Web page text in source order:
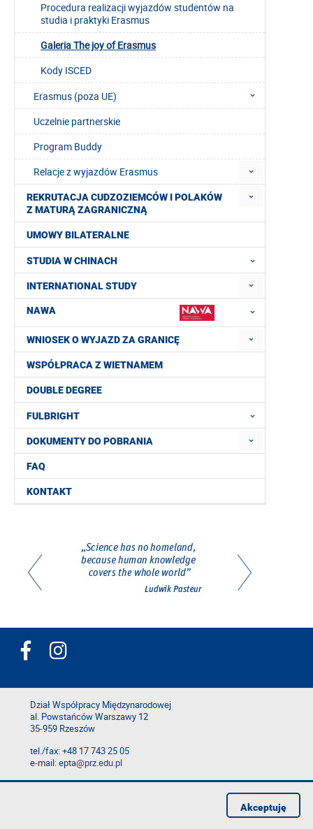
Procedura realizacji wyjazdów studentów na
studia i praktyki Erasmus
Galeria The joy of Erasmus
Kody ISCED
Erasmus (poza UE)
Uczelnie partnerskie
Program Buddy
Relacje z wyjazdów Erasmus
REKRUTACJA CUDZOZIEMCÓW I POLAKÓW
Z MATURĄ ZAGRANICZNĄ
UMOWY BILATERALNE
STUDIA W CHINACH
INTERNATIONAL STUDY
NAWA
WNIOSEK O WYJAZD ZA GRANICĘ
WSPÓŁPRACA Z WIETNAMEM
DOUBLE DEGREE
FULBRIGHT
DOKUMENTY DO POBRANIA
FAQ
KONTAKT
Dział Współpracy Międzynarodowej
al. Powstańców Warszawy 12
35-959 Rzeszów
tel./fax: +48 17 743 25 05
e-mail: epta@prz.edu.pl
Deklaracja dostępności
Akceptuję